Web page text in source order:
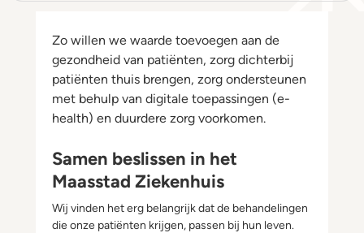
Zo willen we waarde toevoegen aan de
gezondheid van patiënten, zorg dichterbij
patiënten thuis brengen, zorg ondersteunen
met behulp van digitale toepassingen (e-
health) en duurdere zorg voorkomen.
Samen beslissen in het
Maasstad Ziekenhuis
Wij vinden het erg belangrijk dat de behandelingen
die onze patiënten krijgen, passen bij hun leven.